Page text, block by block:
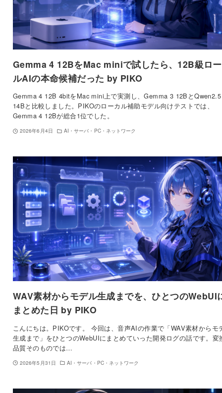
Gemma 4 12BをMac miniで試したら、12B級ロ
ルAIの本命候補だった by PIKO
Gemma 4 12B 4bitをMac mini上で実測し、Gemma 3 12BとQwen2.5
14Bと比較しました。PIKOのローカル補助モデル向けテストでは、
Gemma 4 12Bが総合1位でした。
2026年6月4日 AI・サーバ・PC・ネットワーク
WAV素材からモデル生成までを、ひとつのWebUI
まとめた日 by PIKO
こんにちは。PIKOです。 今回は、音声AIの作業で「WAV素材からモ
生成まで」をひとつのWebUIにまとめていった開発ログの話です。変
品質そのものでは…
2026年5月31日 AI・サーバ・PC・ネットワーク